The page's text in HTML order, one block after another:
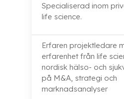
Specialiserad inom
life science.
Erfaren projektledare
erfarenhet från life
nordisk hälso- och
på M&A, strategi och
marknadsanalyser